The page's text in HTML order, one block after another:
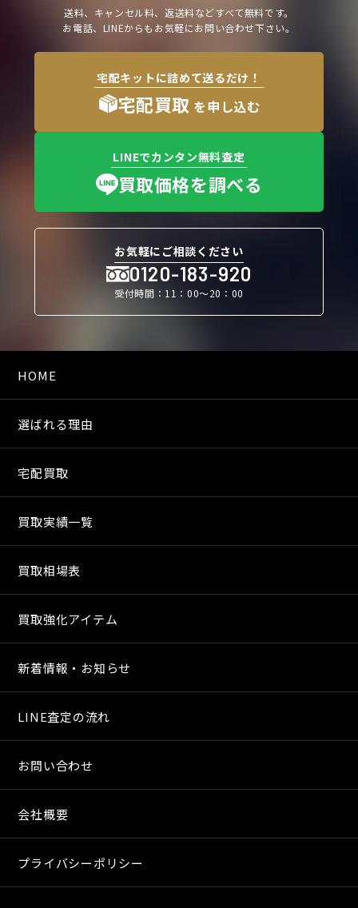
送料、キャンセル料、返送料などすべて無料です。
お電話、LINEからもお気軽にお問い合わせ下さい。
宅配キットに詰めて送るだけ！
宅配買取 を申し込む
LINEでカンタン無料査定
買取価格を調べる
お気軽にご相談ください
0120-183-920
受付時間：11：00〜20：00
HOME
選ばれる理由
宅配買取
買取実績一覧
買取相場表
買取強化アイテム
新着情報・お知らせ
LINE査定の流れ
お問い合わせ
会社概要
プライバシーポリシー